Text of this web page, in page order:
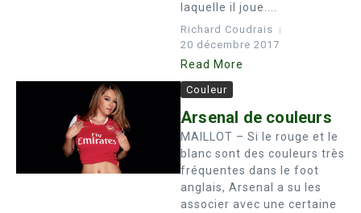
laquelle il joue....
Richard Coudrais
20 décembre 2017
Read More
Couleur
Arsenal de couleurs
MAILLOT – Si le rouge et le
blanc sont des couleurs très
fréquentes dans le foot
anglais, Arsenal a su les
associer avec une certaine